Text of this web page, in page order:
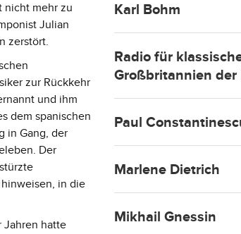
nicht mehr zu
Julian
zerstört.
zur Rückkehr
und ihm
dem spanischen
in Gang, der
Der
in die
Jahren hatte
Karl Bohm
Radio für
Großbritannien der
Paul
Marlene Dietrich
Mikhail Gnessin